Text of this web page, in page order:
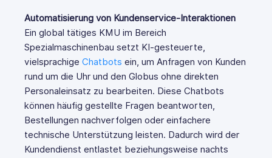
Automatisierung von Kundenservice-Interaktionen
Ein global tätiges KMU im Bereich
Spezialmaschinenbau setzt KI-gesteuerte,
vielsprachige Chatbots ein, um Anfragen von Kunden
rund um die Uhr und den Globus ohne direkten
Personaleinsatz zu bearbeiten. Diese Chatbots
können häufig gestellte Fragen beantworten,
Bestellungen nachverfolgen oder einfachere
technische Unterstützung leisten. Dadurch wird der
Kundendienst entlastet beziehungsweise nachts